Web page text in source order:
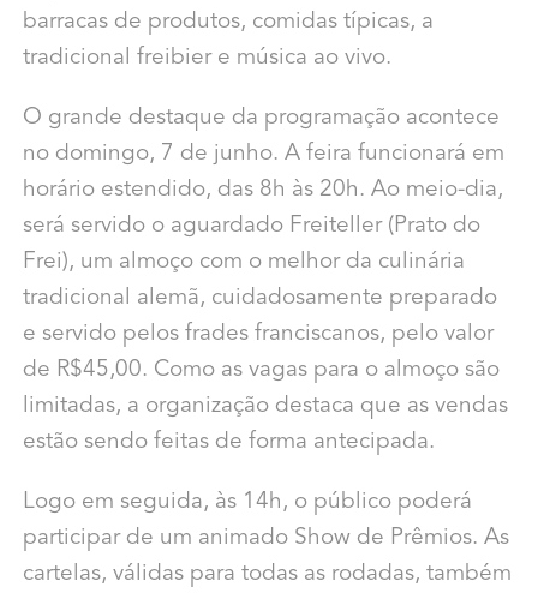
barracas de produtos, comidas típicas, a
tradicional freibier e música ao vivo.
O grande destaque da programação acontece
no domingo, 7 de junho. A feira funcionará em
horário estendido, das 8h às 20h. Ao meio-dia,
será servido o aguardado Freiteller (Prato do
Frei), um almoço com o melhor da culinária
tradicional alemã, cuidadosamente preparado
e servido pelos frades franciscanos, pelo valor
de R$45,00. Como as vagas para o almoço são
limitadas, a organização destaca que as vendas
estão sendo feitas de forma antecipada.
Logo em seguida, às 14h, o público poderá
participar de um animado Show de Prêmios. As
cartelas, válidas para todas as rodadas, também